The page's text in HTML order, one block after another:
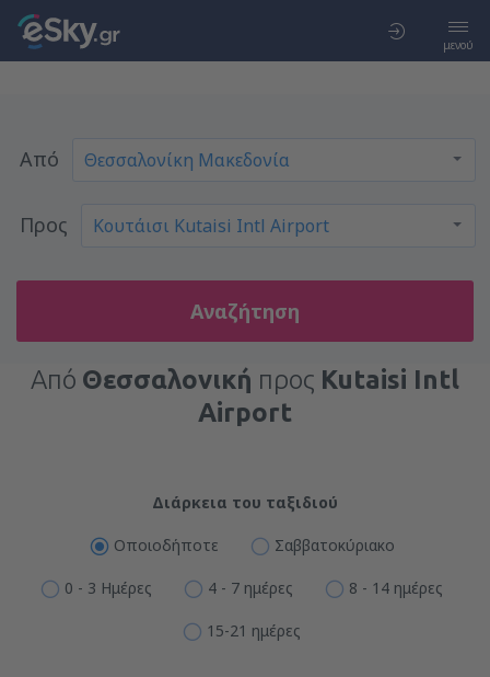
μενού
Από
Προς
Αναζήτηση
Από Θεσσαλονική προς Kutaisi Intl
Airport
Διάρκεια του ταξιδιού
Οποιοδήποτε Σαββατοκύριακο
0 - 3 Ημέρες 4 - 7 ημέρες 8 - 14 ημέρες
15-21 ημέρες